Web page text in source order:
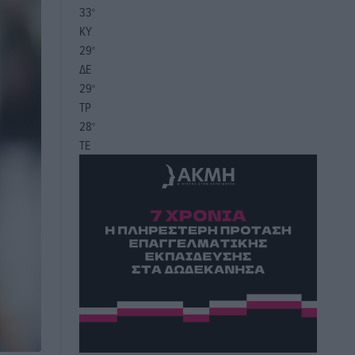
33°
ΚΥ
29°
ΔΕ
29°
ΤΡ
28°
ΤΕ